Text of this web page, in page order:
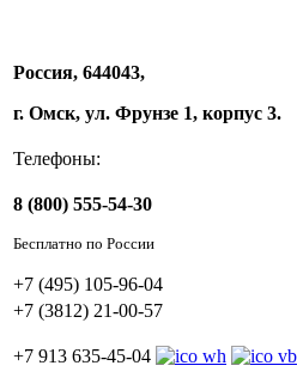
Россия, 644043,
г. Омск, ул. Фрунзе 1, корпус 3.
Телефоны:
8 (800) 555-54-30
Бесплатно по России
+7 (495) 105-96-04
+7 (3812) 21-00-57
+7 913 635-45-04